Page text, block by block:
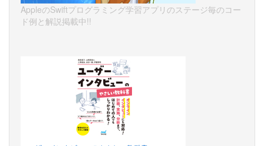
AppleのSwiftプログラミング学習アプリのステージ毎のコー
ド例と解説掲載中!!